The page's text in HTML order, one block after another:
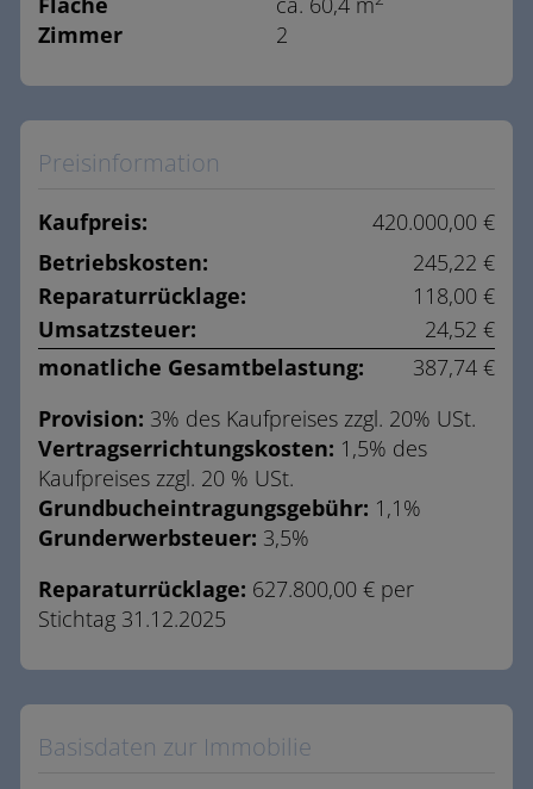
Zimmer 2
Preisinformation
Kaufpreis:
420.000,00 €
Betriebskosten:
245,22 €
Reparaturrücklage:
118,00 €
Umsatzsteuer:
24,52 €
monatliche Gesamtbelastung:
387,74 €
Provision: 3% des Kaufpreises zzgl. 20% USt.
Vertragserrichtungskosten: 1,5% des
Kaufpreises zzgl. 20 % USt.
Grundbucheintragungsgebühr: 1,1%
Grunderwerbsteuer: 3,5%
Reparaturrücklage: 627.800,00 € per
Stichtag 31.12.2025
Basisdaten zur Immobilie